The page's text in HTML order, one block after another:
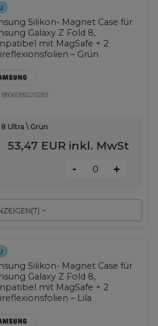
Silikon- Magnet Case für
Galaxy Z Fold 8,
mit MagSafe + 2
– Grün
8806099229283
(7)
Ultra \ Grün
53,47 EUR inkl. MwSt
- +
Silikon- Magnet Case für
Galaxy Z Fold 8,
mit MagSafe + 2
– Lila